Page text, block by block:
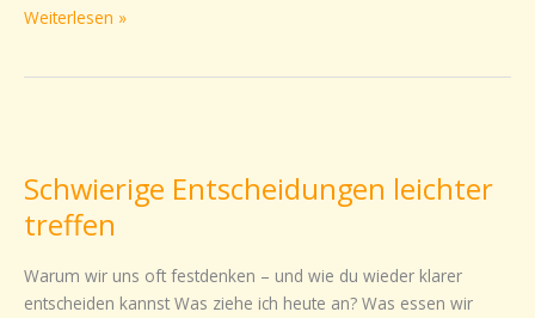
Weiterlesen »
Schwierige Entscheidungen leichter
treffen
Warum wir uns oft festdenken – und wie du wieder klarer
entscheiden kannst Was ziehe ich heute an? Was essen wir
leichter
treffen